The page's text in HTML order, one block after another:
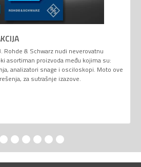
Rohde & Schwarz nudi neverovatnu
asortiman proizvoda među kojima su:
analizatori snage i osciloskopi. Moto ove
za sutrašnje izazove.